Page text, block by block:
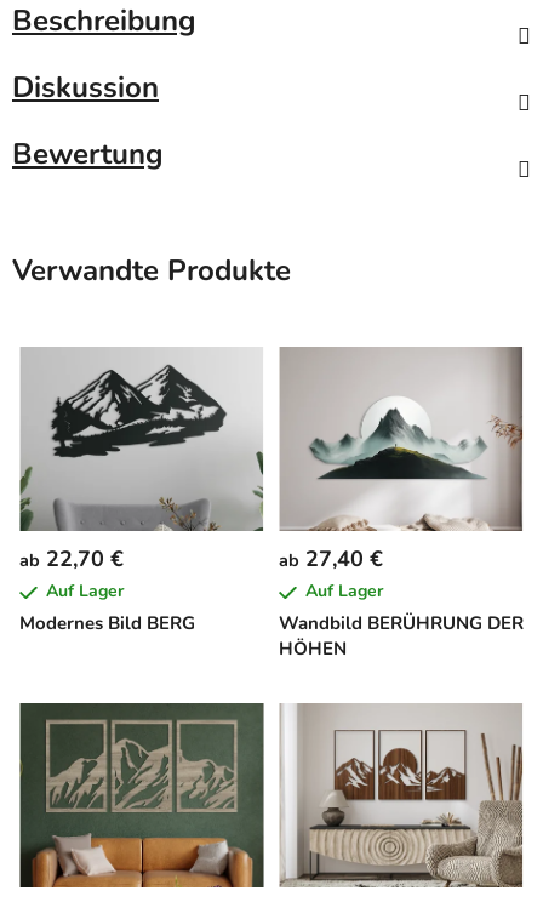
Beschreibung
Diskussion
Bewertung
Verwandte Produkte
Modernes Bild BERG
ab 22,70 €
Auf Lager
Wandbild BERÜHRUNG DER
HÖHEN
ab 27,40 €
Auf Lager